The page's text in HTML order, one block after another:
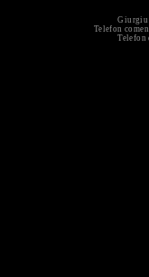
Giurgiu
Telefon
Telefon